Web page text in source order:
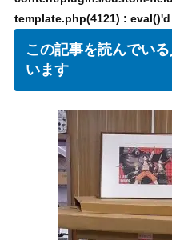
template.php(4121) :
この記事を読んでい
います